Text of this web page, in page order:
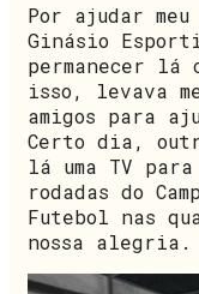
Por ajudar
Ginásio
permanecer lá
isso, levava
amigos para
Certo dia,
lá uma TV para
rodadas do
Futebol nas
nossa alegria.